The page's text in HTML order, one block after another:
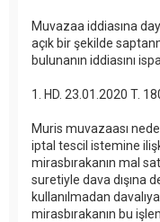
Muvazaa iddiasına
açık bir şekilde
bulunanın iddiasını
1. HD. 23.01.2020 T.
Muris muvazaası
iptal tescil istemine
mirasbırakanın mal
suretiyle dava dışına
kullanılmadan
mirasbırakanın bu